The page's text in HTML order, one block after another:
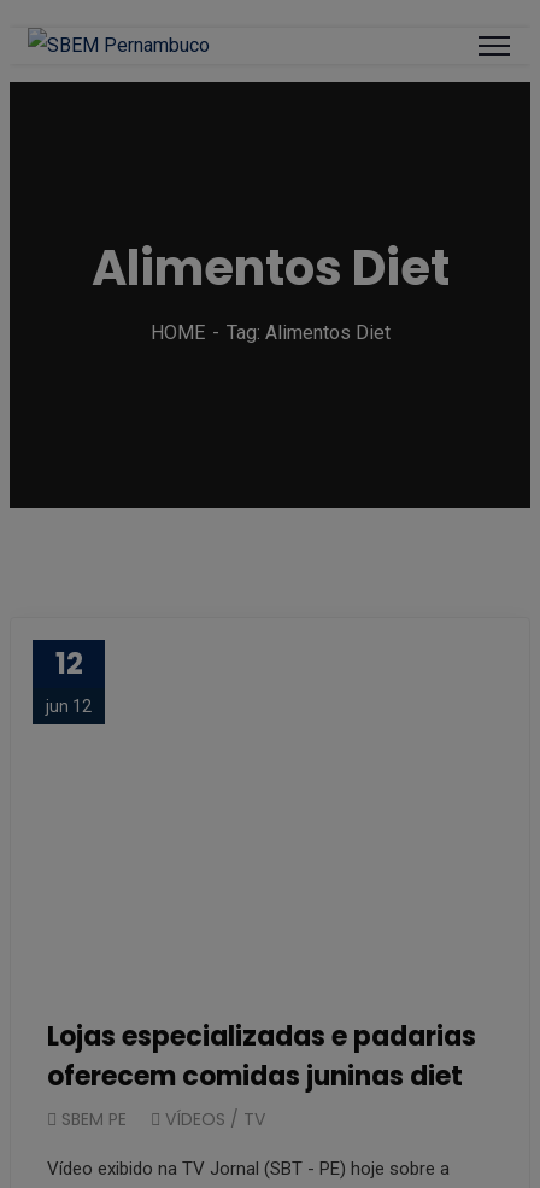
Alimentos Diet
HOME Tag: Alimentos Diet
12
jun 12
Lojas especializadas e padarias
oferecem comidas juninas diet
SBEM PE VÍDEOS / TV
Vídeo exibido na TV Jornal (SBT - PE) hoje sobre a